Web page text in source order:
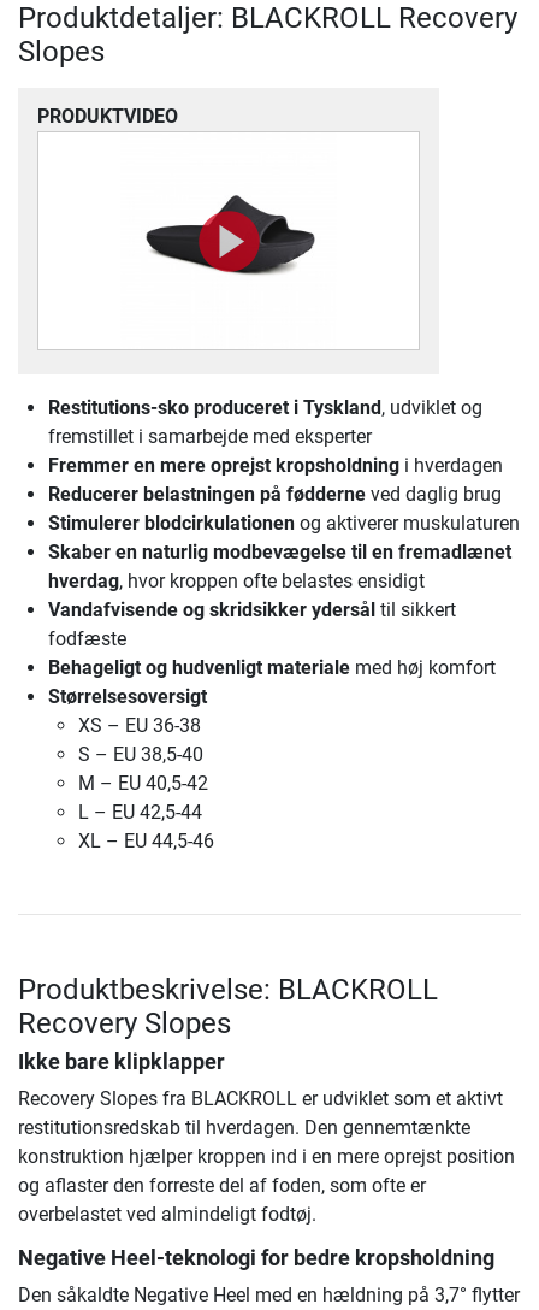
Produktdetaljer: BLACKROLL Recovery
Slopes
PRODUKTVIDEO
Restitutions-sko produceret i Tyskland , udviklet og
fremstillet i samarbejde med eksperter
Fremmer en mere oprejst kropsholdning i hverdagen
Reducerer belastningen på fødderne ved daglig brug
Stimulerer blodcirkulationen og aktiverer muskulaturen
Skaber en naturlig modbevægelse til en fremadlænet
hverdag, hvor kroppen ofte belastes ensidigt
Vandafvisende og skridsikker ydersål til sikkert
fodfæste
Behageligt og hudvenligt materiale med høj komfort
Størrelsesoversigt
XS – EU 36-38
S – EU 38,5-40
M – EU 40,5-42
L – EU 42,5-44
XL – EU 44,5-46
Produktbeskrivelse: BLACKROLL
Recovery Slopes
Ikke bare klipklapper
Recovery Slopes fra BLACKROLL er udviklet som et aktivt
restitutionsredskab til hverdagen. Den gennemtænkte
konstruktion hjælper kroppen ind i en mere oprejst position
og aflaster den forreste del af foden, som ofte er
overbelastet ved almindeligt fodtøj.
Negative Heel-teknologi for bedre kropsholdning
Den såkaldte Negative Heel med en hældning på 3,7° flytter